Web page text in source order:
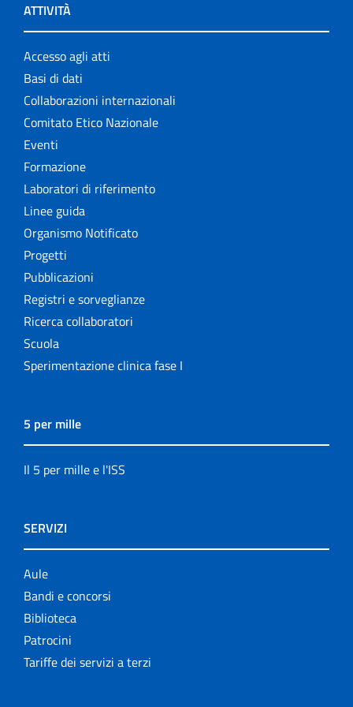
ATTIVITÀ
Accesso agli atti
Basi di dati
Collaborazioni internazionali
Comitato Etico Nazionale
Eventi
Formazione
Laboratori di riferimento
Linee guida
Organismo Notificato
Progetti
Pubblicazioni
Registri e sorveglianze
Ricerca collaboratori
Scuola
Sperimentazione clinica fase I
5 per mille
Il 5 per mille e l'ISS
SERVIZI
Aule
Bandi e concorsi
Biblioteca
Patrocini
Tariffe dei servizi a terzi